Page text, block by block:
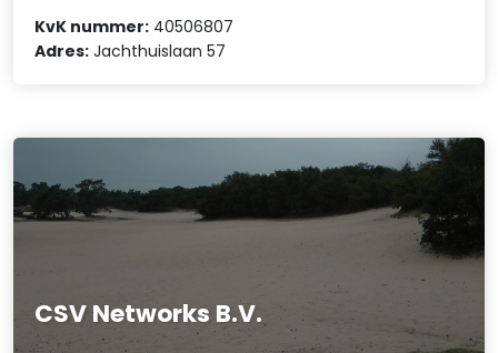
KvK nummer: 40506807
Adres: Jachthuislaan 57
CSV Networks B.V.